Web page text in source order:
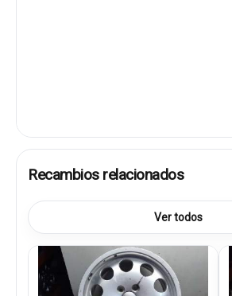
Recambios relacionados
Ver todos